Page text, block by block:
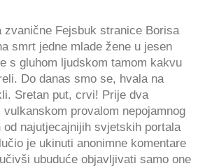
zvanične Fejsbuk stranice Borisa
smrt jedne mlade žene u jesen
s gluhom ljudskom tamom kakvu
Do danas smo se, hvala na
Sretan put, crvi! Prije dva
provalom nepojamnog
najutjecajnijih svjetskih portala
je ukinuti anonimne komentare
ubuduće objavljivati samo one